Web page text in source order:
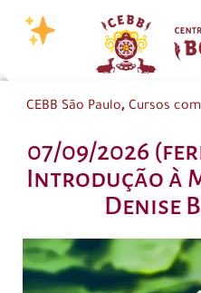
CEBB São Paulo, Cursos
07/09/2026
Introdução à
Denise